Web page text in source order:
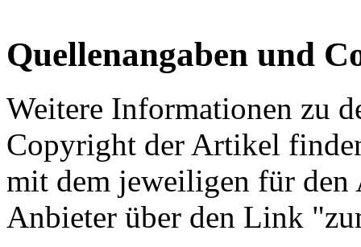
Quellenangaben und
Weitere Informationen zu
Copyright der Artikel
mit dem jeweiligen für
Anbieter über den Link